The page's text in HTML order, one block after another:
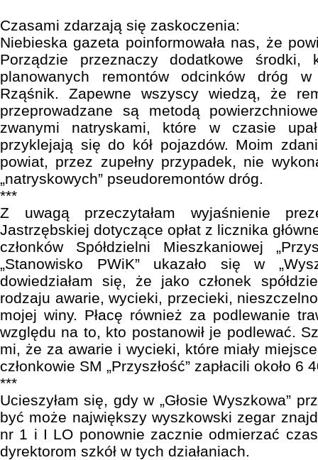
Czasami zdarzają się zaskoczenia:
Niebieska gazeta poinformowała nas, że
Porządzie przeznaczy dodatkowe środki,
planowanych remontów odcinków dróg
Rząśnik. Zapewne wszyscy wiedzą, że
przeprowadzane są metodą
zwanymi natryskami, które w czasie
przyklejają się do kół pojazdów. Moim
powiat, przez zupełny przypadek, nie
„natryskowych” pseudoremontów dróg.
***
Z uwagą przeczytałam wyjaśnienie
Jastrzębskiej dotyczące opłat z licznika
członków Spółdzielni Mieszkaniowej
„Stanowisko PWiK” ukazało się w
dowiedziałam się, że jako członek
rodzaju awarie, wycieki, przecieki,
mojej winy. Płacę również za podlewanie
względu na to, kto postanowił je podlewać.
mi, że za awarie i wycieki, które miały
członkowie SM „Przyszłość” zapłacili około 6
***
Ucieszyłam się, gdy w „Głosie Wyszkowa”
być może największy wyszkowski zegar
nr 1 i I LO ponownie zacznie odmierzać
dyrektorom szkół w tych działaniach.